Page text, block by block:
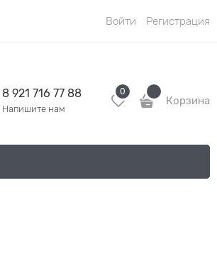
Войти Регистрация
8 921 716 77 88
Напишите нам
0
Корзина